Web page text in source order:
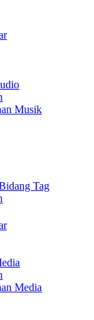
Musik
Tag
Media